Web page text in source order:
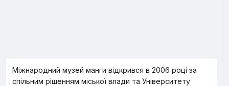
Міжнародний музей манги відкрився в 2006 році за
спільним рішенням міської влади та Університету